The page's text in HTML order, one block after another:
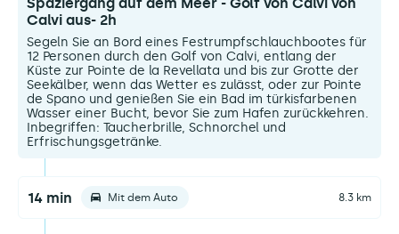
Calvi aus- 2h
Segeln Sie an Bord eines Festrumpfschlauchbootes für
12 Personen durch den Golf von Calvi, entlang der
Küste zur Pointe de la Revellata und bis zur Grotte der
Seekälber, wenn das Wetter es zulässt, oder zur Pointe
de Spano und genießen Sie ein Bad im türkisfarbenen
Wasser einer Bucht, bevor Sie zum Hafen zurückkehren.
Inbegriffen: Taucherbrille, Schnorchel und
Erfrischungsgetränke.
14 min Mit dem Auto 8.3 km